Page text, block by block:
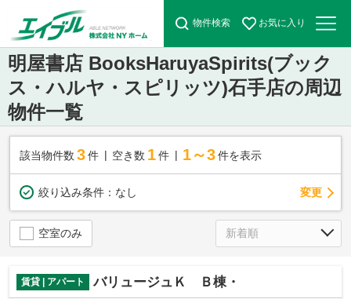
物件検索 お気に入り
明屋書店 BooksHaruyaSpirits(ブック
ス・ハルヤ・スピリッツ)石手店の周辺
物件一覧
該当物件数 3件 空き数 1 件 1～3 件を表示
絞り込み条件： なし 変更
空室のみ
賃貸 | アパート バリュージュＫ Ｂ棟・